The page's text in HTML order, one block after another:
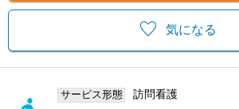
気になる
サービス形態 訪問看護